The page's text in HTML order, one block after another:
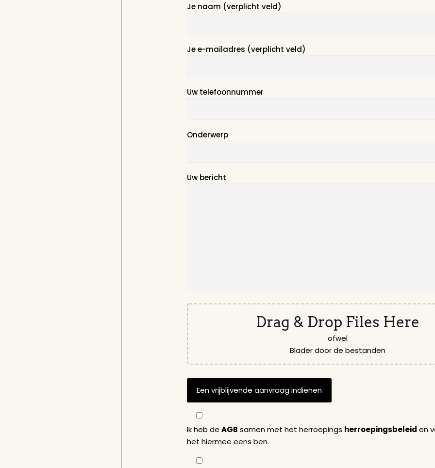
Je naam (verplicht veld)
Je e-mailadres (verplicht veld)
Uw telefoonnummer
Onderwerp
Uw bericht
Drag & Drop Files Here
ofwel
Blader door de bestanden
Ik heb deAGB samen met het herroepings herroepingsbeleid en
het hiermee eens ben.